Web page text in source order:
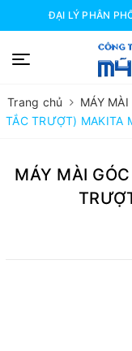
ĐẠI LÝ PHÂN
Trang chủ MÁY MÀI
TẮC TRƯỢT) MAKITA
MÁY MÀI